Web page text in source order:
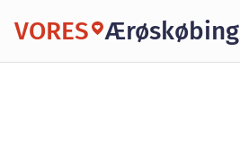
VORES Ærøskøbing